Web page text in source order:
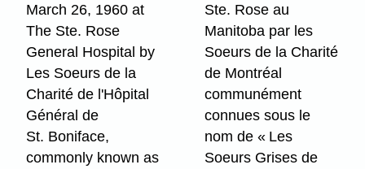
March 26, 1960 at
The Ste. Rose
General Hospital by
Les Soeurs de la
Charité de l'Hôpital
Général de
St. Boniface,
commonly known as
Ste. Rose au
Manitoba par les
Soeurs de la Charité
de Montréal
communément
connues sous le
nom de « Les
Soeurs Grises de